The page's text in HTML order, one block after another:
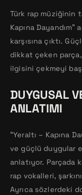
Türk rap müziğinin
Kapına
karşısına çıktı.
dikkat çeken
ilgisini çekmeyi
DUYGUSAL
ANLATIMI
“Yeraltı – Kapına
ve güçlü duygular
anlatıyor. Parçada
rap vokalleri,
Ayrıca sözlerdeki